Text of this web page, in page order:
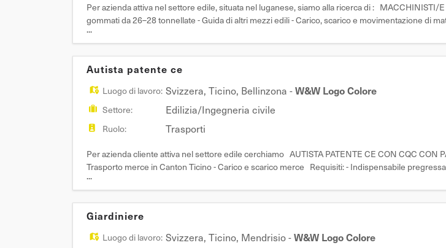
Per azienda attiva nel settore edile, situata nel luganese, siamo alla ricerca di :
gommati da 26–28 tonnellate - Guida di altri mezzi edili - Carico, scarico e movimentazione di
garantire efficienza nelle attivi
...
Autista patente ce
Luogo di lavoro: Svizzera,Ticino, Bellinzona -W&W Logo Colore
Settore: Edilizia/Ingegneria civile
Ruolo: Trasporti
Per azienda cliente attiva nel settore edile cerchiamo AUTISTA PATENTE CE CON CQC CON
Trasporto merce in Canton Ticino - Carico e scarico merce Requisiti: - Indispensabile
conoscenza del territorio - Indispensabile patent
...
Giardiniere
Luogo di lavoro: Svizzera,Ticino, Mendrisio-W&W Logo Colore